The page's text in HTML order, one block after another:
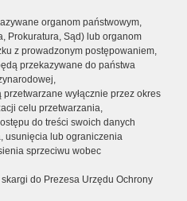
organom państwowym,
Prokuratura, Sąd) lub organom
z prowadzonym postępowaniem,
przekazywane do państwa
wyłącznie przez okres
celu przetwarzania,
do treści swoich danych
usunięcia lub ograniczenia
sprzeciwu wobec
do Prezesa Urzędu Ochrony